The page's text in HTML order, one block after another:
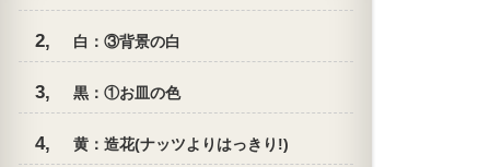
白：③背景の白
黒：①お皿の色
黄：造花(ナッツよりはっきり!)